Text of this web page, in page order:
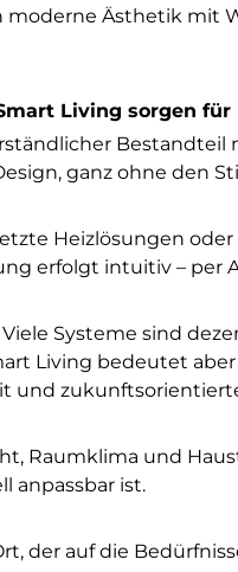
Ästhetik mit
Living sorgen
ganz ohne den
Heizlösungen
erfolgt intuitiv – per
Systeme sind
Living bedeutet
und
Raumklima und
anpassbar ist.
der auf die